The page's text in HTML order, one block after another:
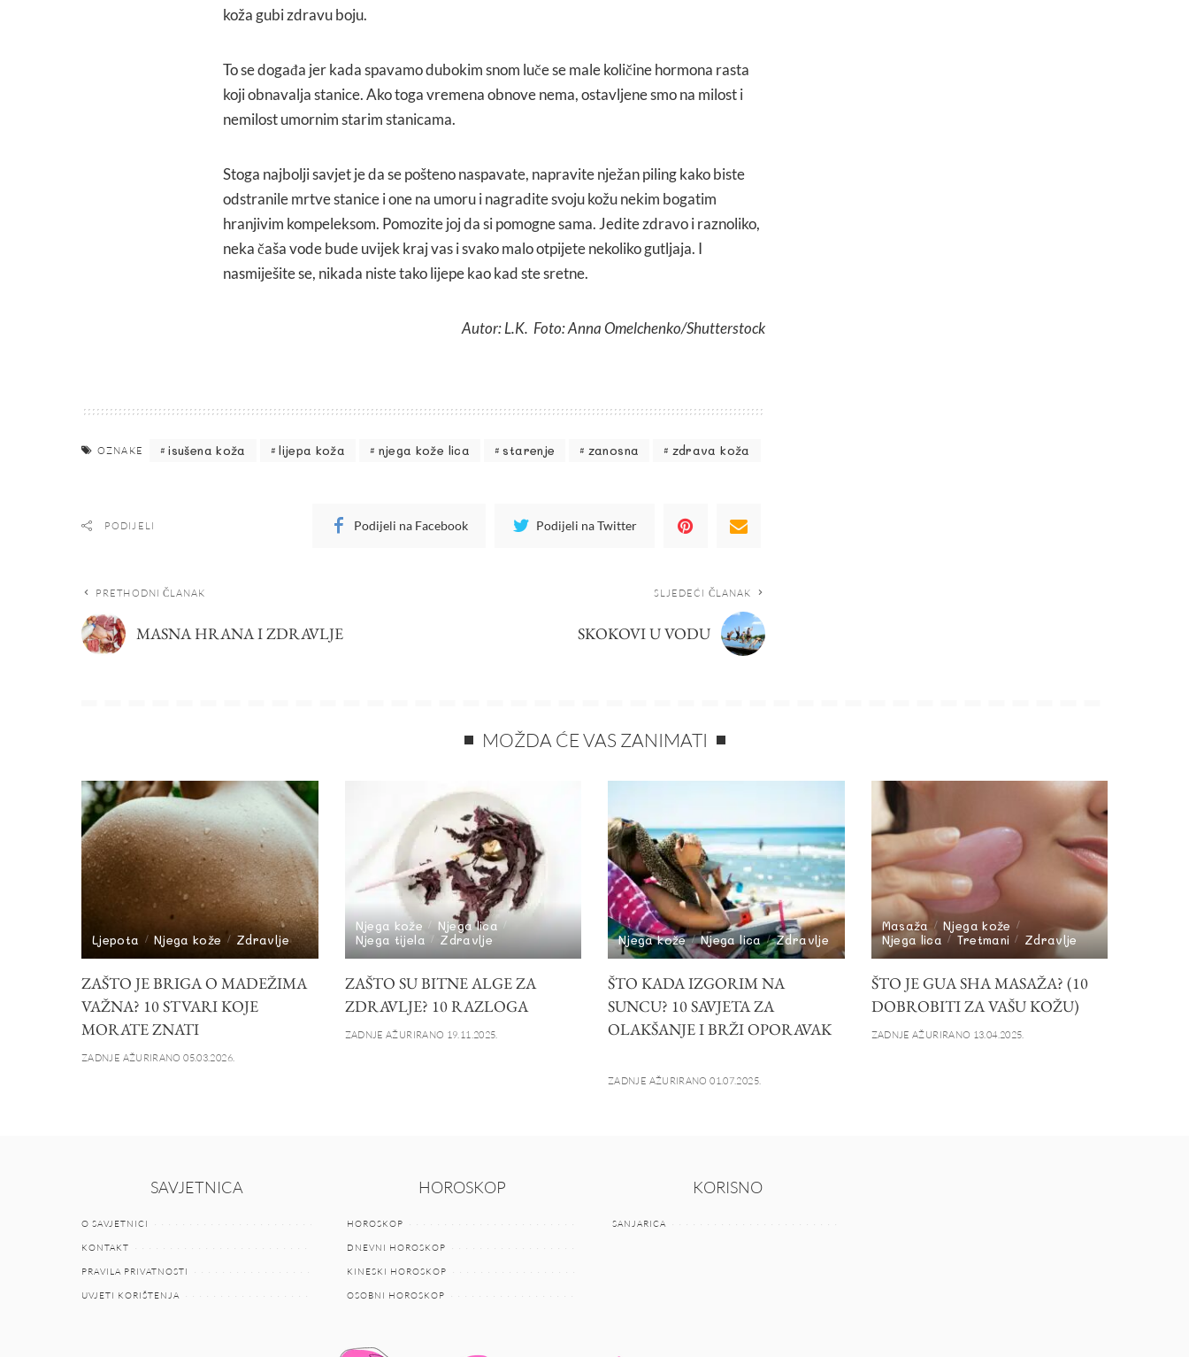
koža gubi zdravu boju.
To se događa jer kada spavamo dubokim snom luče se male količine hormona rasta
koji obnavalja stanice. Ako toga vremena obnove nema, ostavljene smo na milost i
nemilost umornim starim stanicama.
Stoga najbolji savjet je da se pošteno naspavate, napravite nježan piling kako biste
odstranile mrtve stanice i one na umoru i nagradite svoju kožu nekim bogatim
hranjivim kompeleksom. Pomozite joj da si pomogne sama. Jedite zdravo i raznoliko,
neka čaša vode bude uvijek kraj vas i svako malo otpijete nekoliko gutljaja. I
nasmiješite se, nikada niste tako lijepe kao kad ste sretne.
Autor: L.K. Foto: Anna Omelchenko/Shutterstock
OZNAKE isušena koža lijepa koža njega kože lica starenje zanosna zdrava koža
PODIJELI Podijeli na Facebook Podijeli na Twitter
PRETHODNI ČLANAK
MASNA HRANA I ZDRAVLJE
SLJEDEĆI ČLANAK
SKOKOVI U VODU
MOŽDA ĆE VAS ZANIMATI
Ljepota Njega kože Zdravlje
ZAŠTO JE BRIGA O MADEŽIMA
VAŽNA? 10 STVARI KOJE
MORATE ZNATI
ZADNJE AŽURIRANO 05.03.2026.
Njega kože
Njega lica
Njega tijela
Zdravlje
ZAŠTO SU BITNE ALGE ZA
ZDRAVLJE? 10 RAZLOGA
ZADNJE AŽURIRANO 19.11.2025.
Njega kože Njega lica Zdravlje
ŠTO KADA IZGORIM NA
SUNCU? 10 SAVJETA ZA
OLAKŠANJE I BRŽI OPORAVAK
ZADNJE AŽURIRANO 01.07.2025.
Masaža
Njega kože
Njega lica
Tretmani Zdravlje
ŠTO JE GUA SHA MASAŽA? (10
DOBROBITI ZA VAŠU KOŽU)
ZADNJE AŽURIRANO 13.04.2025.
SAVJETNICA
O SAVJETNICI
KONTAKT
PRAVILA PRIVATNOSTI
UVJETI KORIŠTENJA
HOROSKOP
HOROSKOP
DNEVNI HOROSKOP
KINESKI HOROSKOP
OSOBNI HOROSKOP
KORISNO
SANJARICA